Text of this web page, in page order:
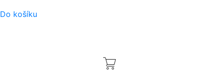
Do košíku